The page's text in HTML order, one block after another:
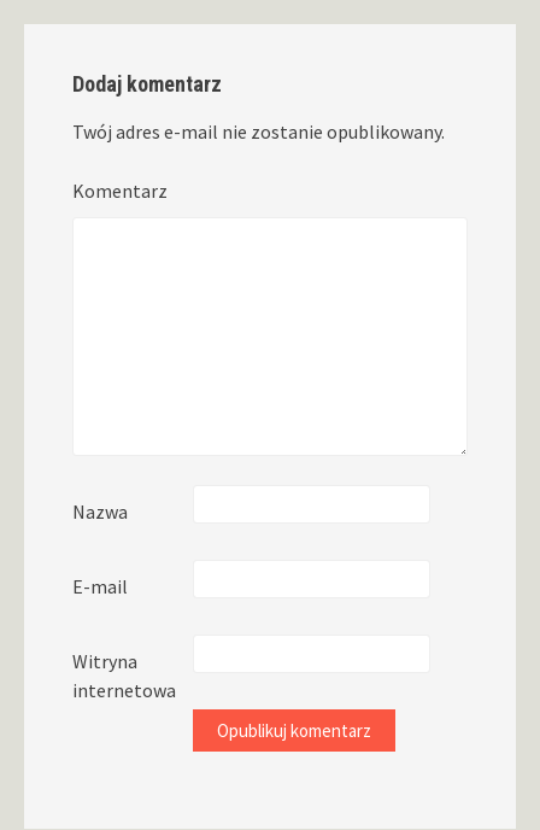
Dodaj komentarz
Twój adres e-mail nie zostanie opublikowany.
Komentarz
Nazwa
E-mail
Witryna
internetowa